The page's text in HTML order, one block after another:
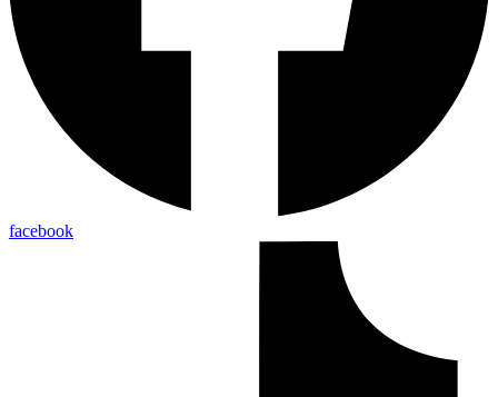
facebook